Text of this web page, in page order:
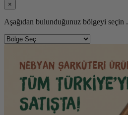
×
Aşağıdan bulunduğunuz bölgeyi seçin .